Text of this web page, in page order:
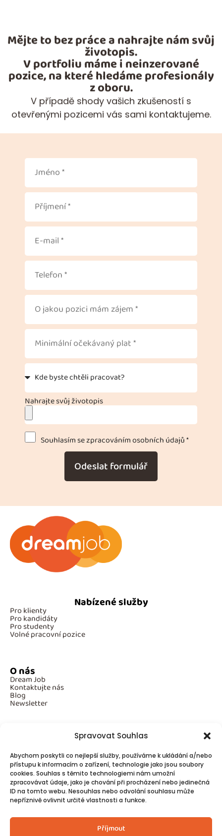
Spravovat Souhlas
Abychom poskytli co nejlepší služby, používáme k ukládání a/nebo
přístupu k informacím o zařízení, technologie jako jsou soubory
cookies. Souhlas s těmito technologiemi nám umožní
zpracovávat údaje, jako je chování při procházení nebo jedinečná
ID na tomto webu. Nesouhlas nebo odvolání souhlasu může
nepříznivě ovlivnit určité vlastnosti a funkce.
Příjmout
Mějte to bez práce a nahrajte nám svůj
životopis.
V portfoliu máme i neinzerované
pozice, na které hledáme profesionály
z oboru.
V případě shody vašich zkušeností s
otevřenými pozicemi vás sami kontaktujeme.
Nahrajte svůj životopis
Souhlasím se zpracováním osobních údajů *
Odeslat formulář
Nabízené služby
Pro klienty
Pro kandidáty
Pro studenty
Volné pracovní pozice
O nás
Dream Job
Kontaktujte nás
Blog
Newsletter
Povinné informace
GDPR
Cookies
Spojte se s námi!